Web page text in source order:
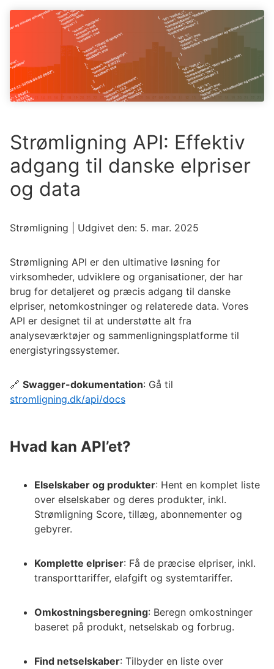
Strømligning API: Effektiv
adgang til danske elpriser
og data
Strømligning | Udgivet den: 5. mar. 2025
Strømligning API er den ultimative løsning for
virksomheder, udviklere og organisationer, der har
brug for detaljeret og præcis adgang til danske
elpriser, netomkostninger og relaterede data. Vores
API er designet til at understøtte alt fra
analyseværktøjer og sammenligningsplatforme til
energistyringssystemer.
🔗 Swagger-dokumentation: Gå til
stromligning.dk/api/docs
Hvad kan API’et?
Elselskaber og produkter: Hent en komplet liste
over elselskaber og deres produkter, inkl.
Strømligning Score, tillæg, abonnementer og
gebyrer.
Komplette elpriser: Få de præcise elpriser, inkl.
transporttariffer, elafgift og systemtariffer.
Omkostningsberegning: Beregn omkostninger
baseret på produkt, netselskab og forbrug.
Find netselskaber: Tilbyder en liste over